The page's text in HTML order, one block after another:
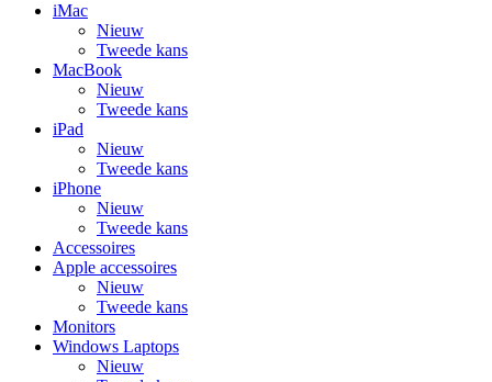
iMac
Nieuw
Tweede kans
MacBook
Nieuw
Tweede kans
iPad
Nieuw
Tweede kans
iPhone
Nieuw
Tweede kans
Accessoires
Apple accessoires
Nieuw
Tweede kans
Monitors
Windows Laptops
Nieuw